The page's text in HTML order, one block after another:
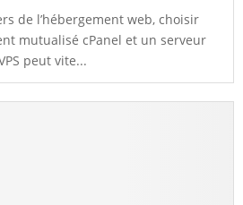
de l’hébergement web, choisir
mutualisé cPanel et un serveur
peut vite...